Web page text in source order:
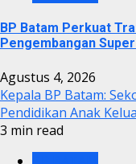
BP Batam Perkuat
Pengembangan
Agustus 4, 2026
Kepala BP Batam:
Pendidikan Anak
3 min read